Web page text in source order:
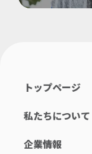
トップページ
私たちについて
企業情報